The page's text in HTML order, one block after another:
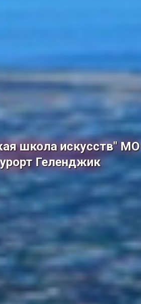
школа искусств" МО
Геленджик